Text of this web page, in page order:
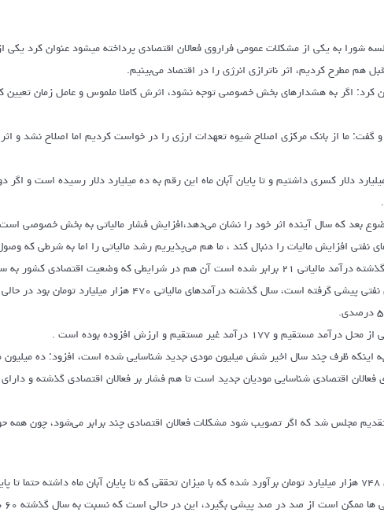
شورا به یکی از مشکلات عمومی فراروی فعالان اقتصادی پرداخته میشود عنوان کرد یکی
مطرح کردیم، اثر ناترازی انرژی را در اقتصاد می‌بینیم.
کرد: اگر به هشدارهای بخش خصوصی توجه نشود، اثرش کاملا ملموس و عامل زمان تعیین
گفت: ما از بانک مرکزی اصلاح شیوه تعهدات ارزی را در خواست کردیم اما اصلاح نشد و
گفته وی در شش ماه اول سال ۶ میلیارد دلار کسری داشتیم و تا پایان آبان ماه این رقم به ده میلیارد دلار رسیده
بعد که سال آینده اثر خود را نشان می‌دهد،افزایش فشار مالیاتی به بخش خصوصی
نفتی افزایش مالیات را دنبال کند ، ما هم می‌پذیریم رشد مالیاتی را اما به شرطی که
خاکی با بیان اینکه ظرف دوازده سال گذشته درآمد مالیاتی ۲۱ برابر شده است آن هم در شرایطی که
به اینکه ظرف چند سال اخیر شش میلیون مودی جدید شناسایی شده است، افزود: ده میلیون
اقتصادی شناسایی مودیان جدید است تا هم فشار بر فعالان اقتصادی گذشته و
مجلس شد که اگر تصویب شود مشکلات فعالان اقتصادی چند برابر می‌شود، چون همه
وی بیان کرد: درآمدهای دولت امسال ۷۴۸ هزار میلیارد تومان برآورد شده که با میزان تحققی که تا پایان آبان ماه
است از صد در صد پیشی بگیرد، این در حالی است که نسبت به سال گذشته ۶۰ درصد رشد داشته است.